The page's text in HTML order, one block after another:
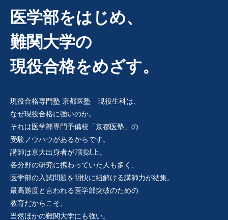
医学部をはじめ、
難関大学の
現役合格をめざす。
現役合格専門塾 京都医塾 現役生科は、
なぜ現役合格に強いのか。
それは医学部専門予備校「京都医塾」の
受験ノウハウがあるからです。
講師は京大出身者が7割以上。
各分野の研究に携わっていた人も多く、
医学部の入試問題を明快に紐解ける講師力が結集。
最高難度と言われる医学部突破のための
教育だからこそ、
当然ほかの難関大学にも強い。